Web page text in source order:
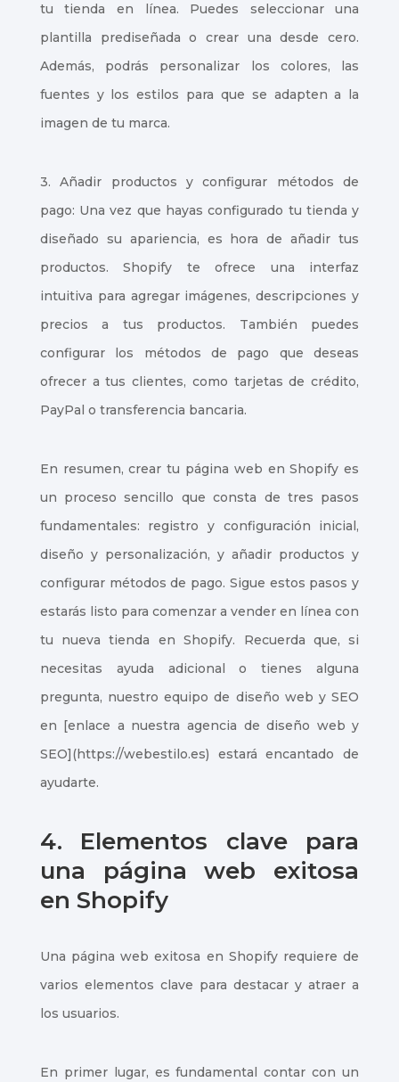
tu tienda en línea. Puedes seleccionar una
plantilla prediseñada o crear una desde cero.
Además, podrás personalizar los colores, las
fuentes y los estilos para que se adapten a la
imagen de tu marca.
3. Añadir productos y configurar métodos de
pago: Una vez que hayas configurado tu tienda y
diseñado su apariencia, es hora de añadir tus
productos. Shopify te ofrece una interfaz
intuitiva para agregar imágenes, descripciones y
precios a tus productos. También puedes
configurar los métodos de pago que deseas
ofrecer a tus clientes, como tarjetas de crédito,
PayPal o transferencia bancaria.
En resumen, crear tu página web en Shopify es
un proceso sencillo que consta de tres pasos
fundamentales: registro y configuración inicial,
diseño y personalización, y añadir productos y
configurar métodos de pago. Sigue estos pasos y
estarás listo para comenzar a vender en línea con
tu nueva tienda en Shopify. Recuerda que, si
necesitas ayuda adicional o tienes alguna
pregunta, nuestro equipo de diseño web y SEO
en [enlace a nuestra agencia de diseño web y
SEO](https://webestilo.es) estará encantado de
ayudarte.
4. Elementos clave para
una página web exitosa
en Shopify
Una página web exitosa en Shopify requiere de
varios elementos clave para destacar y atraer a
los usuarios.
En primer lugar, es fundamental contar con un